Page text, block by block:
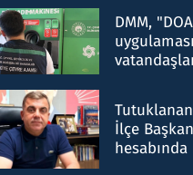
DMM, "DOA
yalanladı
İlçe